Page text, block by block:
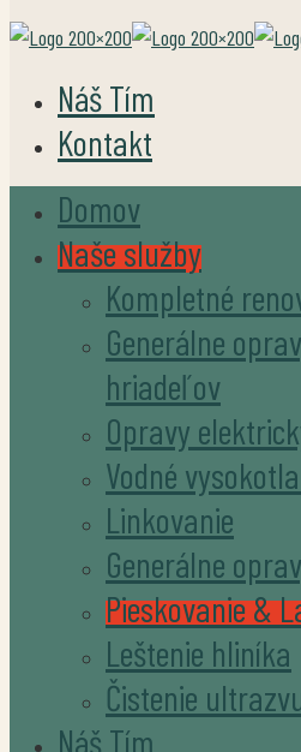
Náš Tím
Kontakt
Domov
Naše služby
Kompletné
Generálne
hriadeľov
Opravy
Vodné
Linkovanie
Generálne
Pieskovanie &
Leštenie hliníka
Čistenie
Náš Tím